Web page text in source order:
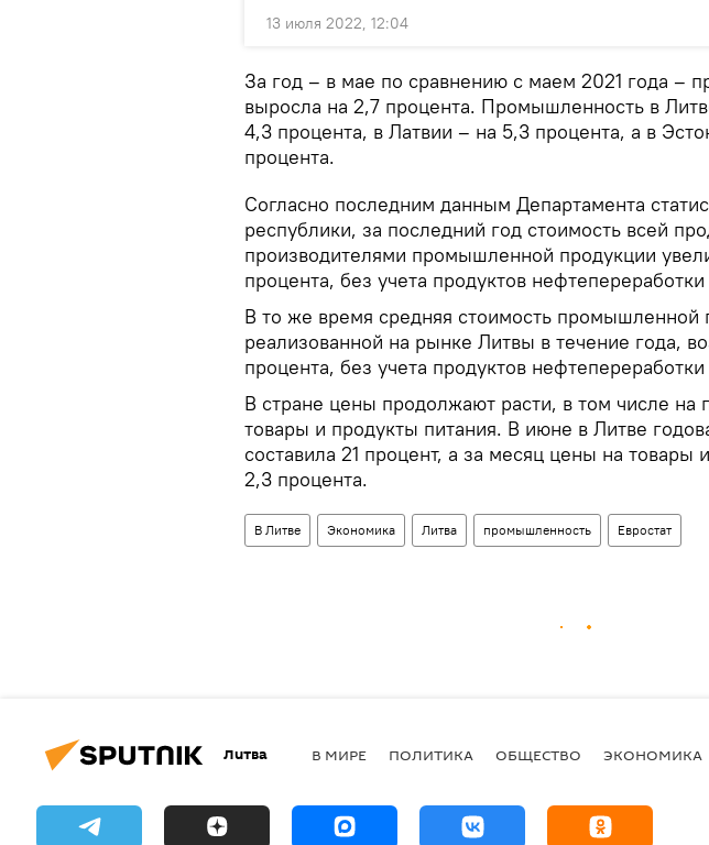
13 июля 2022, 12:04
За год – в мае по сравнению с маем 2021 года –
выросла на 2,7 процента. Промышленность в
4,3 процента, в Латвии – на 5,3 процента, а в
процента.
Согласно последним данным Департамента
республики, за последний год стоимость всей
производителями промышленной продукции
процента, без учета продуктов
В то же время средняя стоимость промышленной
реализованной на рынке Литвы в течение года,
процента, без учета продуктов
В стране цены продолжают расти, в том числе на
товары и продукты питания. В июне в Литве
составила 21 процент, а за месяц цены на товары
2,3 процента.
В Литве Экономика Литва промышленность Евростат
Литва В МИРЕ ПОЛИТИКА ОБЩЕСТВО ЭКОНОМИКА